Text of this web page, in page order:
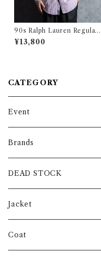
90s Ralph Lauren Regular
Collar Stripe Dress Shirts
Pink ラルフローレン レギュラ
¥13,800
CATEGORY
Event
Brands
intch.
SHUREN
INVERTERE
DEAD STOCK
Jacket
Coat